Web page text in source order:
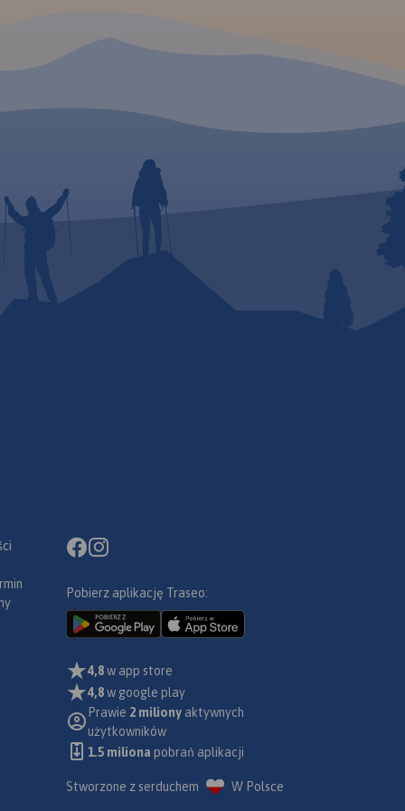
Pobierz aplikację Traseo:
4,8w app store
4,8w google play
Prawie 2 miliony aktywnych
użytkowników
1.5 miliona pobrań aplikacji
Stworzone z serduchem W Polsce